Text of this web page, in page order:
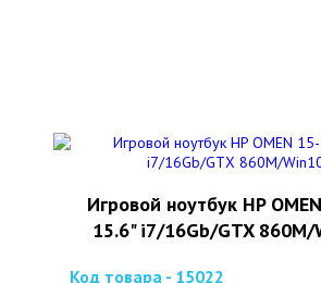
Игровой ноутбук HP
15.6" i7/16Gb/GTX
Код товара - 15022